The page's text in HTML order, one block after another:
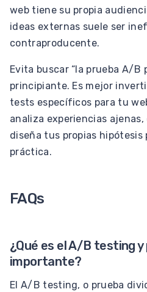
web tiene su propia
ideas externas suele ser
contraproducente.
Evita buscar “la prueba A/B
principiante. Es mejor
tests específicos para tu
analiza experiencias
diseña tus propias hipótesis
práctica.
FAQs
¿Qué es el A/B testing y
importante?
El A/B testing, o prueba